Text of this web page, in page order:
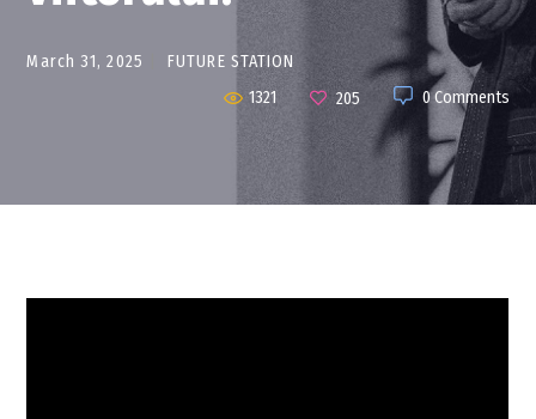
March 31, 2025
FUTURE STATION
0 Comments
1321 205